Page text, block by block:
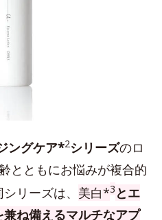
ングケア*2シリーズのロ
とともにお悩みが複合的
リーズは、 美白*3 とエ
ね備えるマルチなアプ